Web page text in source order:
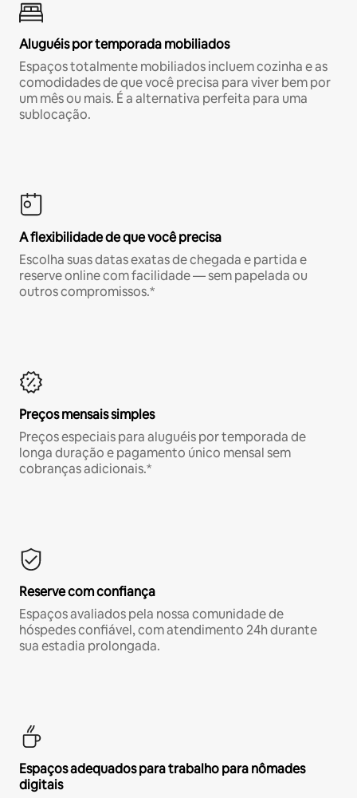
Aluguéis por temporada mobiliados
Espaços totalmente mobiliados incluem cozinha e as
comodidades de que você precisa para viver bem por
um mês ou mais. É a alternativa perfeita para uma
sublocação.
A flexibilidade de que você precisa
Escolha suas datas exatas de chegada e partida e
reserve online com facilidade — sem papelada ou
outros compromissos.*
Preços mensais simples
Preços especiais para aluguéis por temporada de
longa duração e pagamento único mensal sem
cobranças adicionais.*
Reserve com confiança
Espaços avaliados pela nossa comunidade de
hóspedes confiável, com atendimento 24h durante
sua estadia prolongada.
Espaços adequados para trabalho para nômades
digitais